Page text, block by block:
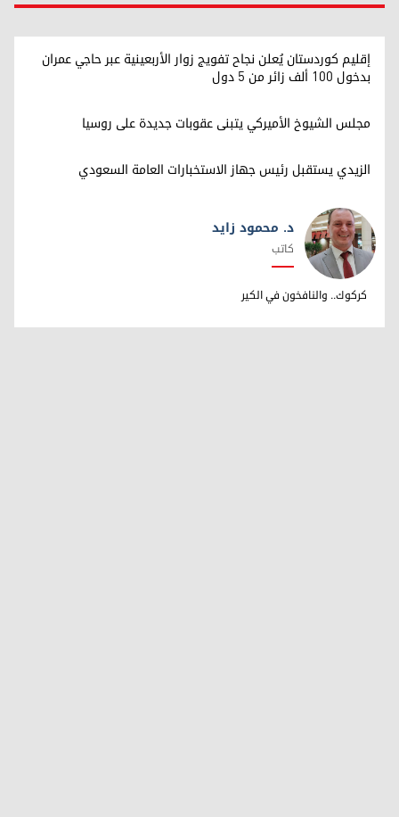
إقليم كوردستان يُعلن نجاح تفويج زوار الأربعينية عبر حاجي عمران
بدخول 100 ألف زائر من 5 دول
مجلس الشيوخ الأميركي يتبنى عقوبات جديدة على روسيا
الزيدي يستقبل رئيس جهاز الاستخبارات العامة السعودي
د. محمود زايد
د. محمود زايد
كاتب
كركوك.. والنافخون في الكير